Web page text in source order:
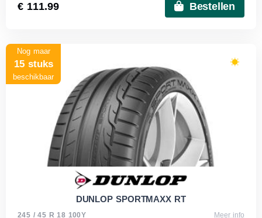
€ 111.99 Bestellen
Nog maar
15 stuks
beschikbaar
DUNLOP SPORTMAXX RT
245 / 45 R 18 100Y Meer info